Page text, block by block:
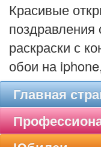
Красивые
раскраски с
обои на
Главная